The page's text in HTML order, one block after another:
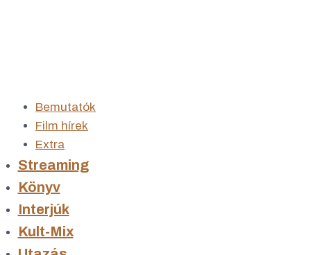
Bemutatók
Film hírek
Extra
Streaming
Könyv
Interjúk
Kult-Mix